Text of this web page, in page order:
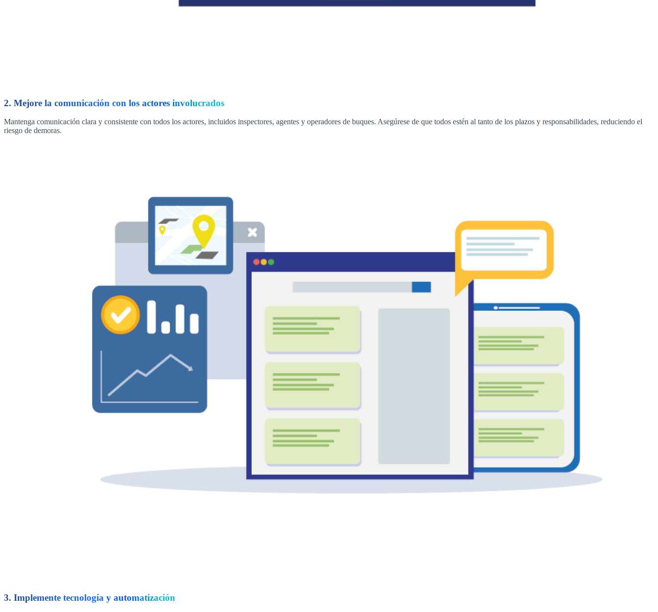
2. Mejore la comunicación con los actores involucrados
Mantenga comunicación clara y consistente con todos los actores, incluidos inspectores, agentes y operadores de buques. Asegúrese de que todos estén al tanto de los plazos y responsabilidades, reduciendo el
riesgo de demoras.
3. Implemente tecnología y automatización